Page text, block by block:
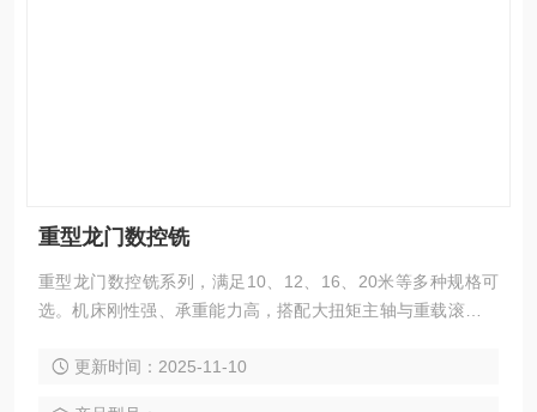
重型龙门数控铣
重型龙门数控铣系列，满足10、12、16、20米等多种规格可
选。机床刚性强、承重能力高，搭配大扭矩主轴与重载滚柱线
用于能源装备、船舶制造、轨道交通、模具钢件、工程机械、
更新时间：2025-11-10